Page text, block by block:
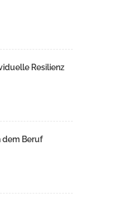
Resilienz
dem Beruf